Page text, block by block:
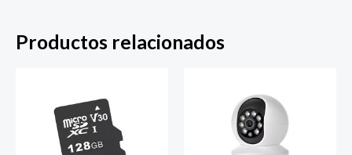
Productos relacionados